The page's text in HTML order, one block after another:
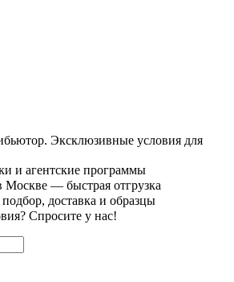
Эксклюзивные условия для
и агентские программы
Москве — быстрая отгрузка
доставка и образцы
Спросите у нас!